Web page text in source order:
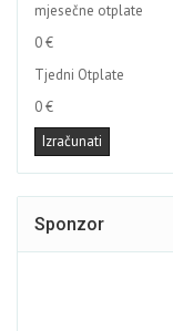
mjesečne otplate
0 €
Tjedni Otplate
0 €
Sponzor